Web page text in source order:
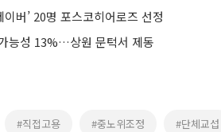
버’ 20명 포스코히어로즈 선정
능성 13%…상원 문턱서 제동
#직접고용 #중노위조정 #단체교섭